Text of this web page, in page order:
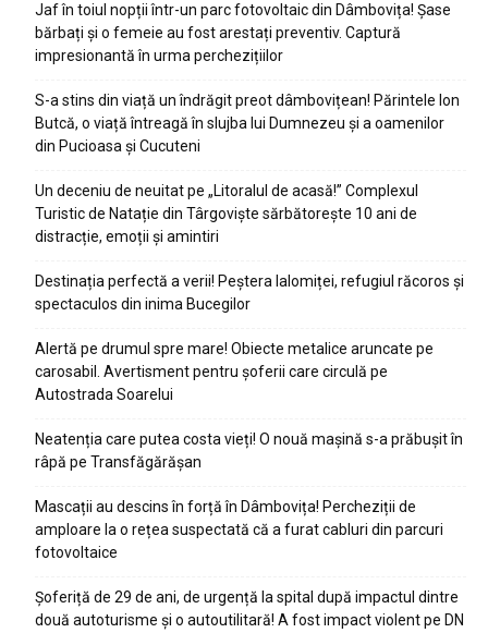
Jaf în toiul nopții într-un parc fotovoltaic din Dâmbovița! Șase
bărbați și o femeie au fost arestați preventiv. Captură
impresionantă în urma perchezițiilor
S-a stins din viață un îndrăgit preot dâmbovițean! Părintele Ion
Butcă, o viață întreagă în slujba lui Dumnezeu și a oamenilor
din Pucioasa și Cucuteni
Un deceniu de neuitat pe „Litoralul de acasă!” Complexul
Turistic de Natație din Târgoviște sărbătorește 10 ani de
distracție, emoții și amintiri
Destinația perfectă a verii! Peștera Ialomiței, refugiul răcoros și
spectaculos din inima Bucegilor
Alertă pe drumul spre mare! Obiecte metalice aruncate pe
carosabil. Avertisment pentru șoferii care circulă pe
Autostrada Soarelui
Neatenția care putea costa vieți! O nouă mașină s-a prăbușit în
râpă pe Transfăgărășan
Mascații au descins în forță în Dâmbovița! Percheziții de
amploare la o rețea suspectată că a furat cabluri din parcuri
fotovoltaice
Șoferiță de 29 de ani, de urgență la spital după impactul dintre
două autoturisme și o autoutilitară! A fost impact violent pe DN